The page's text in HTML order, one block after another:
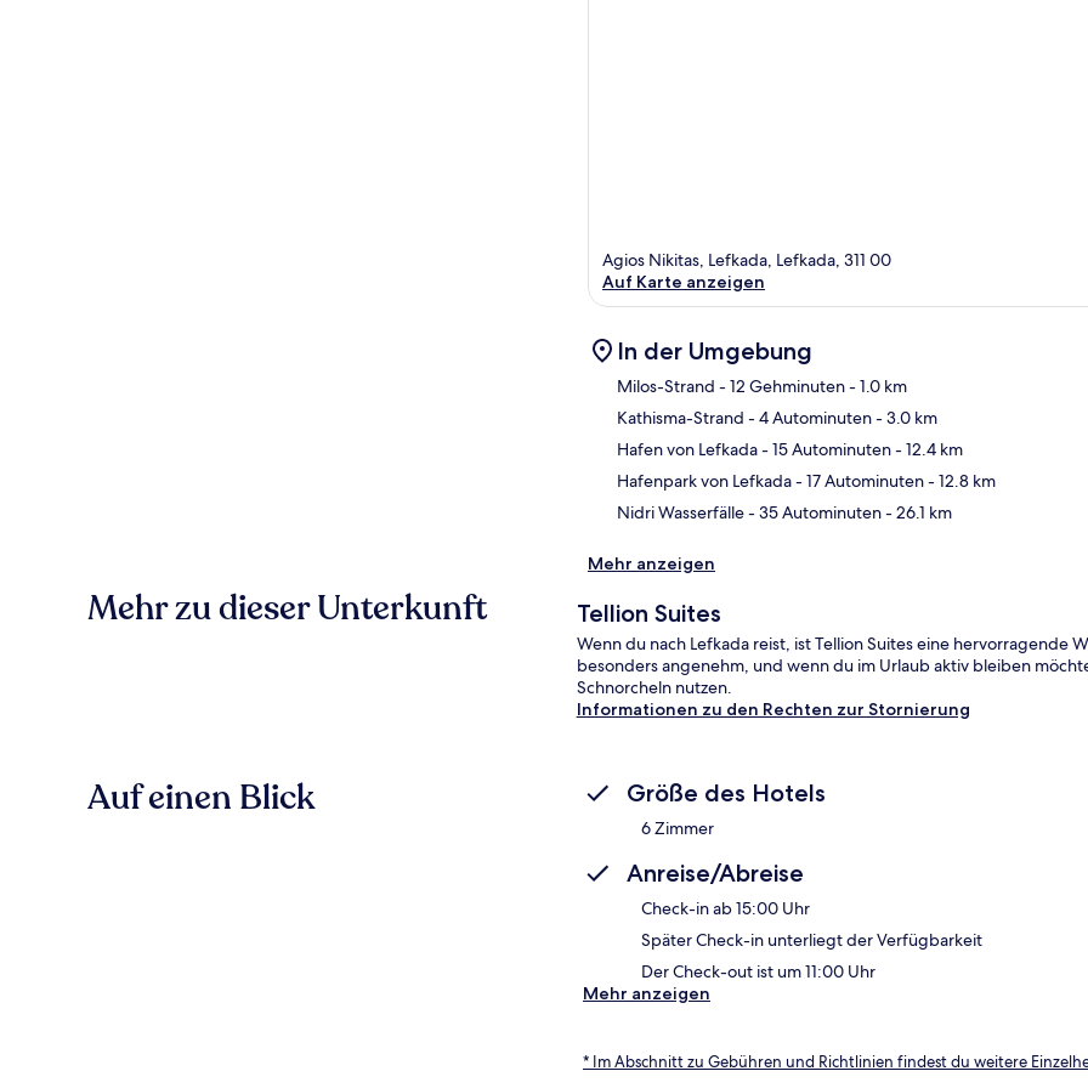
Agios Nikitas, Lefkada, Lefkada, 311 00
Auf Karte anzeigen
In der Umgebung
Milos-Strand - 12 Gehminuten- 1.0 km
Kathisma-Strand - 4 Autominuten- 3.0 km
Hafen von Lefkada- 15 Autominuten- 12.4 km
Hafenpark von Lefkada- 17 Autominuten- 12.8 km
Nidri Wasserfälle- 35 Autominuten- 26.1 km
Mehr anzeigen
Mehr zu dieser Unterkunft Tellion Suites
Wenn du nach Lefkada reist, ist Tellion Suites eine hervorragende
besonders angenehm, und wenn du im Urlaub aktiv bleiben
Schnorcheln nutzen.
Informationen zu den Rechten zur Stornierung
Auf einen Blick Größe des Hotels
6 Zimmer
Anreise/Abreise
Check-in ab 15:00 Uhr
Später Check-in unterliegt der Verfügbarkeit
Der Check-out ist um 11:00 Uhr
Mehr anzeigen
* Im Abschnitt zu Gebühren und Richtlinien findest du weitere